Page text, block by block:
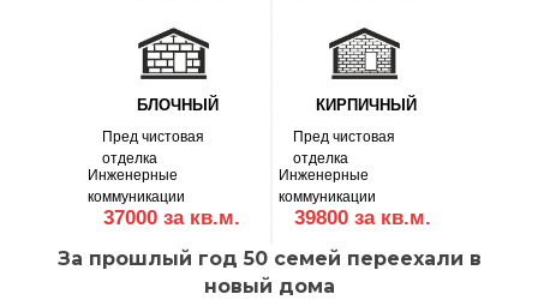
39800 за кв.м.
КИРПИЧНЫЙ
Пред чистовая
отделка
Инженерные
коммуникации
37000 за кв.м.
БЛОЧНЫЙ
Пред чистовая
отделка
Инженерные
коммуникации
За прошлый год 50 семей переехали в
новый дома